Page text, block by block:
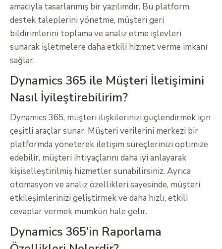
amacıyla tasarlanmış bir yazılımdır. Bu platform,
destek taleplerini yönetme, müşteri geri
bildirimlerini toplama ve analiz etme işlevleri
sunarak işletmelere daha etkili hizmet verme imkanı
sağlar.
Dynamics 365 ile Müşteri İletişimini
Nasıl İyileştirebilirim?
Dynamics 365, müşteri ilişkilerinizi güçlendirmek için
çeşitli araçlar sunar. Müşteri verilerini merkezi bir
platformda yöneterek iletişim süreçlerinizi optimize
edebilir, müşteri ihtiyaçlarını daha iyi anlayarak
kişiselleştirilmiş hizmetler sunabilirsiniz. Ayrıca
otomasyon ve analiz özellikleri sayesinde, müşteri
etkileşimlerinizi geliştirmek ve daha hızlı, etkili
cevaplar vermek mümkün hale gelir.
Dynamics 365’in Raporlama